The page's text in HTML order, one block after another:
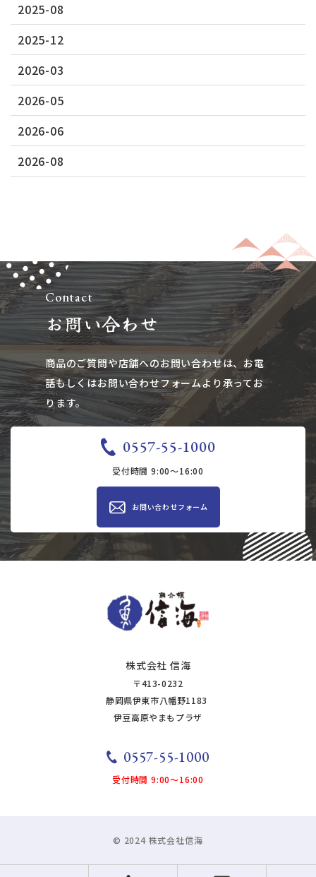
2025-08
2025-12
2026-03
2026-05
2026-06
2026-08
Contact
お問い合わせ
商品のご質問や店舗へのお問い合わせは、​​​​​​​お電
話もしくはお問い合わせフォームより承ってお
ります。
0557-55-1000
受付時間 9:00～16:00
お問い合わせ​​フォーム
株式会社 信海
〒413-0232
静岡県伊東市八幡野1183
​​​​​​​​​​​​伊豆高原やまもプラザ
0557-55-1000
受付時間 9:00～16:00
© 2024 株式会社信海